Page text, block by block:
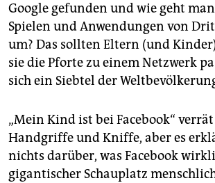
Google gefunden und wie geht
Spielen und Anwendungen von
um? Das sollten Eltern (und
sie die Pforte zu einem Netzwerk
sich ein Siebtel der
„Mein Kind ist bei Facebook“
Handgriffe und Kniffe, aber es
nichts darüber, was Facebook
gigantischer Schauplatz